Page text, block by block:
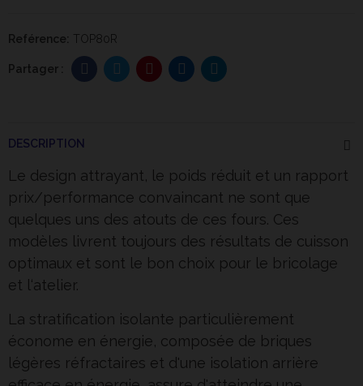
Reférence: TOP80R
DESCRIPTION
Le design attrayant, le poids réduit et un rapport
prix/performance convaincant ne sont que
quelques uns des atouts de ces fours. Ces
modèles livrent toujours des résultats de cuisson
optimaux et sont le bon choix pour le bricolage
et l‘atelier.
La stratification isolante particulièrement
économe en énergie, composée de briques
légères réfractaires et d'une isolation arrière